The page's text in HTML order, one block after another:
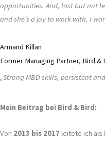
opportunities. And, last but not
and she’s a joy to work with. I
Armand Killan
Former Managing Partner, Bird &
„Strong MBD skills, persistent
Mein Beitrag bei Bird & Bird:
Von 2013 bis 2017 leitete ich als